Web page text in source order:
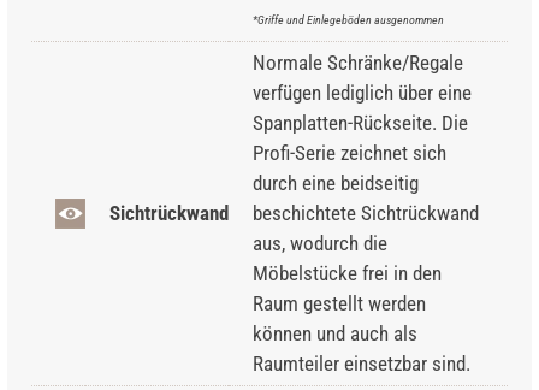
*Griffe und Einlegeböden ausgenommen
Sichtrückwand
Normale Schränke/Regale
verfügen lediglich über eine
Spanplatten-Rückseite. Die
Profi-Serie zeichnet sich
durch eine beidseitig
beschichtete Sichtrückwand
aus, wodurch die
Möbelstücke frei in den
Raum gestellt werden
können und auch als
Raumteiler einsetzbar sind.